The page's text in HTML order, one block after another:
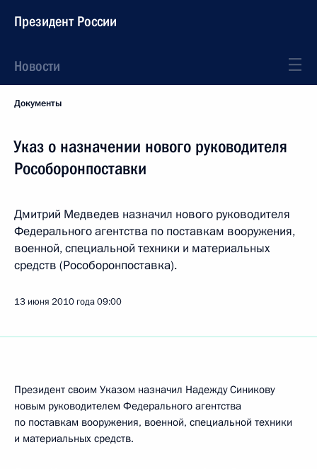
Президент России
Новости
Документы
Указ о назначении нового руководителя
Рособоронпоставки
Дмитрий Медведев назначил нового руководителя
Федерального агентства по поставкам вооружения,
военной, специальной техники и материальных
средств (Рособоронпоставка).
13 июня 2010 года09:00
Президент своим Указом назначил Надежду Синикову
новым руководителем Федерального агентства
по поставкам вооружения, военной, специальной техники
и материальных средств.